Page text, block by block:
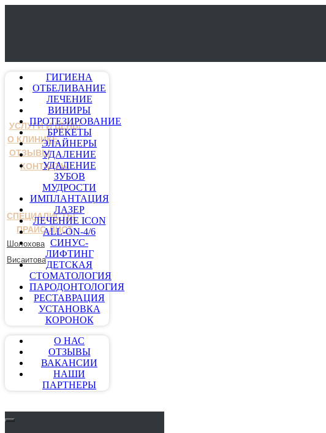
УСЛУГИ И ЦЕНЫ
О КЛИНИКЕ
ОТЗЫВЫ
КОНТАКТЫ
СПЕЦИАЛИСТЫ
ПРАЙС-ЛИСТ
Шолохова
Висаитова
ГИГИЕНА
ОТБЕЛИВАНИЕ
ЛЕЧЕНИЕ
ВИНИРЫ
ПРОТЕЗИРОВАНИЕ
БРЕКЕТЫ
ЭЛАЙНЕРЫ
УДАЛЕНИЕ
УДАЛЕНИЕ
ЗУБОВ
МУДРОСТИ
ИМПЛАНТАЦИЯ
ЛАЗЕР
ЛЕЧЕНИЕ ICON
ALL-ON-4/6
СИНУС-
ЛИФТИНГ
ДЕТСКАЯ
СТОМАТОЛОГИЯ
ПАРОДОНТОЛОГИЯ
РЕСТАВРАЦИЯ
УСТАНОВКА
КОРОНОК
О НАС
ОТЗЫВЫ
ВАКАНСИИ
НАШИ
ПАРТНЕРЫ